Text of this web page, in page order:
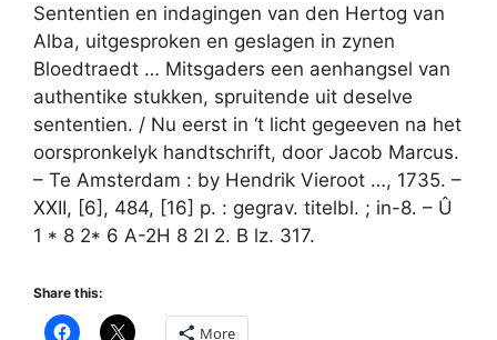
Sententien en indagingen van den Hertog van
Alba, uitgesproken en geslagen in zynen
Bloedtraedt … Mitsgaders een aenhangsel van
authentike stukken, spruitende uit deselve
sententien. / Nu eerst in ‘t licht gegeeven na het
oorspronkelyk handtschrift, door Jacob Marcus.
– Te Amsterdam : by Hendrik Vieroot …, 1735. –
XXII, [6], 484, [16] p. : gegrav. titelbl. ; in-8. – Û
1 * 8 2* 6 A-2H 8 2I 2. B lz. 317.
Share this:
More